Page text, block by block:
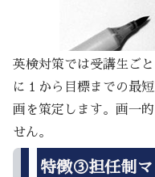
英検対策では受講生ご
に１から目標までの最
画を策定します。画一
せん。
特徴③担任制マ